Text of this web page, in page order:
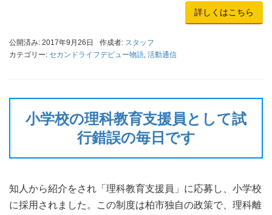
詳しくはこちら
公開済み: 2017年9月26日 作成者: スタッフ
カテゴリー: セカンドライフデビュー物語, 活動通信
小学校の理科教育支援員として試
行錯誤の毎日です
知人から紹介をされ「理科教育支援員」に応募し、小学校
に採用されました。この制度は柏市独自の政策で、理科離